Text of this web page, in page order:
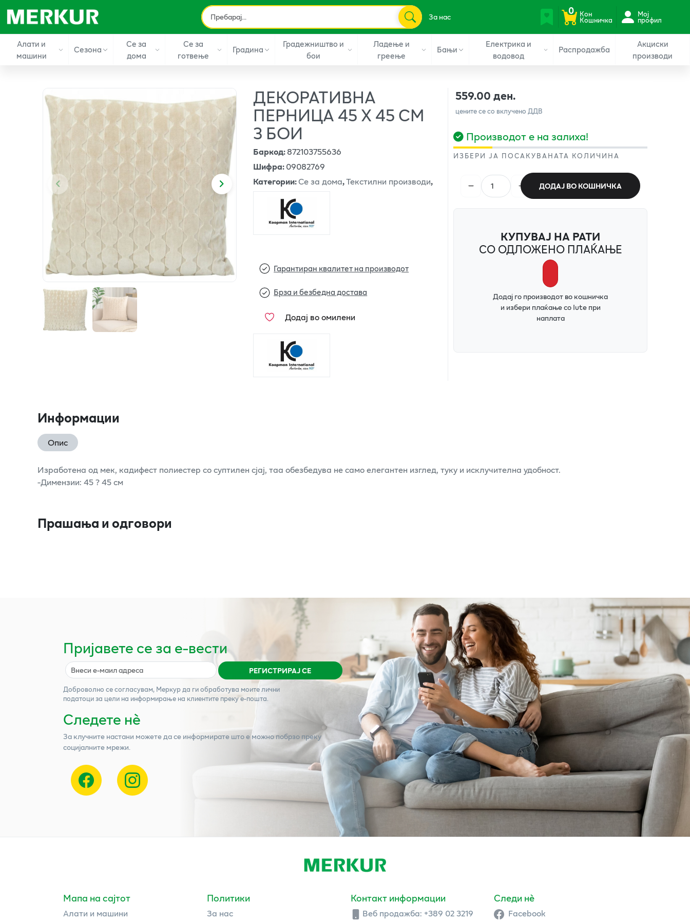
За нас 0 Кон
Кошничка
Мој
профил
Алати и
машини
Сезона
Се за
дома
Се за
готвење
Градина
Градежништво и
бои
Ладење и
греење
Бањи
Електрика и
водовод
Распродажба
Акциски
производи
ДЕКОРАТИВНА
ПЕРНИЦА 45 Х 45 СМ
3 БОИ
Баркод:872103755636
Шифра:09082769
Категории:Се за дома,Текстилни производи,
Гарантиран квалитет на производот
Брза и безбедна достава
Додај во омилени
559.00 ден.
цените се со вклучено ДДВ
Производот е на залиха!
ИЗБЕРИ ЈА ПОСАКУВАНАТА КОЛИЧИНА
ДОДАЈ ВО КОШНИЧКА
КУПУВАЈ НА РАТИ
СО ОДЛОЖЕНО ПЛАЌАЊЕ
Додај го производот во кошничка
и избери плаќање со Iute при
наплата
Информации
Опис
Изработена од мек, кадифест полиестер со суптилен сјај, таа обезбедува не само елегантен изглед, туку и исклучителна удобност.
-Димензии: 45 ? 45 см
Прашања и одговори
Пријавете се за е-вести
РЕГИСТРИРАЈ СЕ
Доброволно се согласувам, Меркурда ги обработува моите лични
податоци за цели на информирање на клиентите преку е-пошта.
Следете нѐ
За клучните настани можете да се информирате што е можно побрзо преку
социјалните мрежи.
Мапа на сајтот
Алати и машини
Политики
За нас
Контакт информации
Веб продажба: +389 02 3219
Следи нè
Facebook